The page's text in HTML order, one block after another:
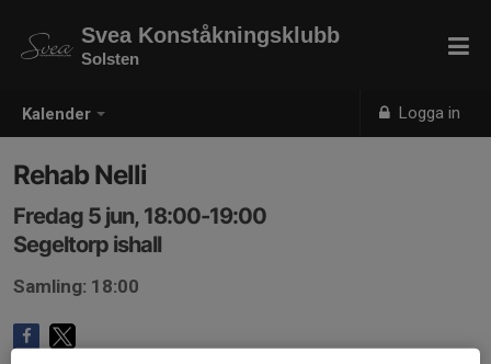
Kalender Logga in
Svea Konståkningsklubb
Solsten
Rehab Nelli
Fredag 5 jun, 18:00-19:00
Segeltorp ishall
Samling: 18:00